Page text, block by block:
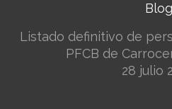
Blog
Listado definitivo de
PFCB de
28 julio